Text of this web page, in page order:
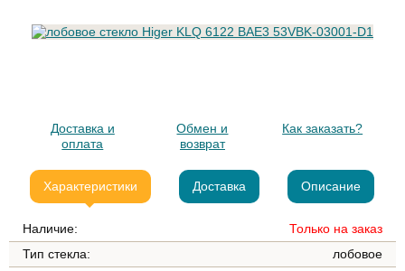
Доставка и
оплата
Обмен и
возврат
Как заказать?
Характеристики Доставка Описание
Наличие:
Только на заказ
Тип стекла:
лобовое